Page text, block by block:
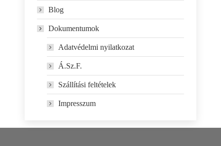
Blog
Dokumentumok
Adatvédelmi nyilatkozat
Á.Sz.F.
Szállítási feltételek
Impresszum